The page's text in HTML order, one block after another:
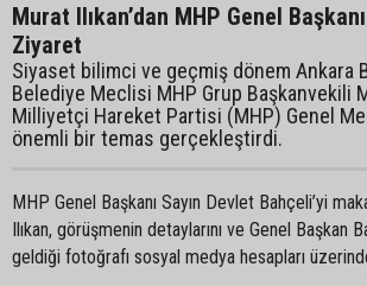
Murat Ilıkan’dan MHP Genel
Ziyaret
Siyaset bilimci ve geçmiş dönem Ankara
Belediye Meclisi MHP Grup Başkanvekili
Milliyetçi Hareket Partisi (MHP) Genel
önemli bir temas gerçekleştirdi.
MHP Genel Başkanı Sayın Devlet Bahçeli’yi
Ilıkan, görüşmenin detaylarını ve Genel Başkan
geldiği fotoğrafı sosyal medya hesapları